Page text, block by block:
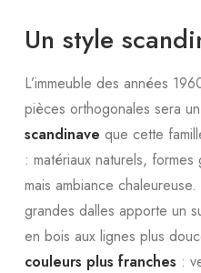
Un style
L’immeuble des années
pièces orthogonales sera
scandinave que cette
: matériaux naturels,
mais ambiance
grandes dalles apporte un
en bois aux lignes plus
couleurs plus franches :